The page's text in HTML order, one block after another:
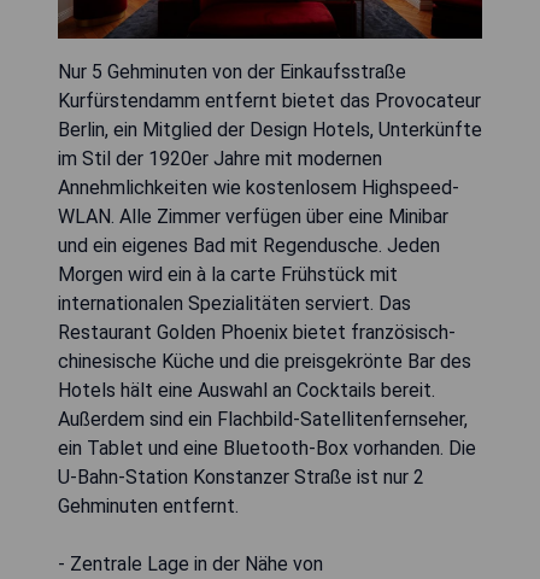
Nur 5 Gehminuten von der Einkaufsstraße
Kurfürstendamm entfernt bietet das Provocateur
Berlin, ein Mitglied der Design Hotels, Unterkünfte
im Stil der 1920er Jahre mit modernen
Annehmlichkeiten wie kostenlosem Highspeed-
WLAN. Alle Zimmer verfügen über eine Minibar
und ein eigenes Bad mit Regendusche. Jeden
Morgen wird ein à la carte Frühstück mit
internationalen Spezialitäten serviert. Das
Restaurant Golden Phoenix bietet französisch-
chinesische Küche und die preisgekrönte Bar des
Hotels hält eine Auswahl an Cocktails bereit.
Außerdem sind ein Flachbild-Satellitenfernseher,
ein Tablet und eine Bluetooth-Box vorhanden. Die
U-Bahn-Station Konstanzer Straße ist nur 2
Gehminuten entfernt.
- Zentrale Lage in der Nähe von